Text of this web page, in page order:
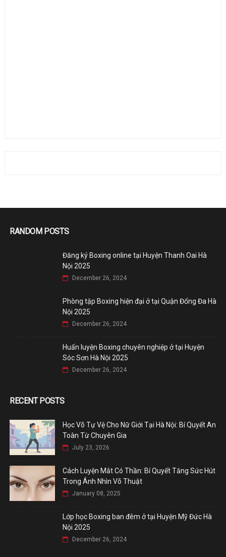
RANDOM POSTS
Đăng ký Boxing online tại Huyện Thanh Oai Hà
Nội 2025
December 26, 2024
Phòng tập Boxing hiện đại ở tại Quận Đống Đa Hà
Nội 2025
December 26, 2024
Huấn luyện Boxing chuyên nghiệp ở tại Huyện
Sóc Sơn Hà Nội 2025
December 26, 2024
RECENT POSTS
Học Võ Tự Vệ Cho Nữ Giới Tại Hà Nội: Bí Quyết An
Toàn Từ Chuyên Gia
July 23, 2026
Cách Luyện Mắt Có Thần: Bí Quyết Tăng Sức Hút
Trong Ánh Nhìn Võ Thuật
January 08, 2025
Lớp học Boxing ban đêm ở tại Huyện Mỹ Đức Hà
Nội 2025
December 26, 2024